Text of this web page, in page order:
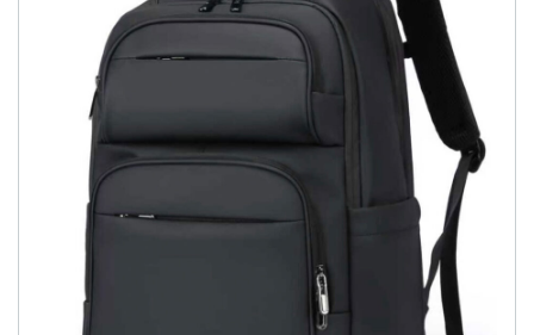
Сумки деловые
Сумки поясные
Сумки пляжные
Сумки для ноутбуков
Сумки-тележки хозяйственные
Сумки-рюкзаки на колёсах
Сумки детские